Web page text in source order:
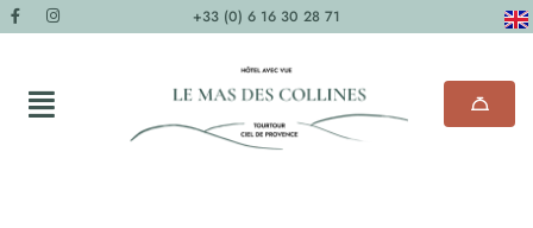
+33 (0) 6 16 30 28 71